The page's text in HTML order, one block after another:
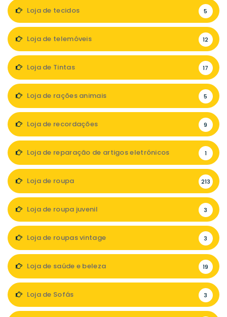
Loja de tecidos 5
Loja de telemóveis 12
Loja de Tintas 17
Loja de rações animais 5
Loja de recordações 9
Loja de reparação de artigos eletrónicos 1
Loja de roupa 213
Loja de roupa juvenil 3
Loja de roupas vintage 3
Loja de saúde e beleza 19
Loja de Sofás 3